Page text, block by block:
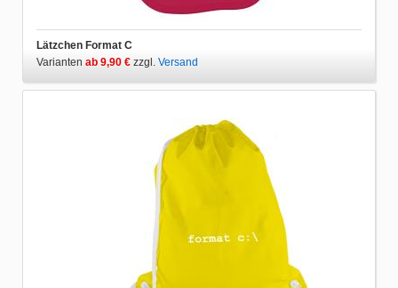
Lätzchen Format C
Varianten ab 9,90 € zzgl. Versand